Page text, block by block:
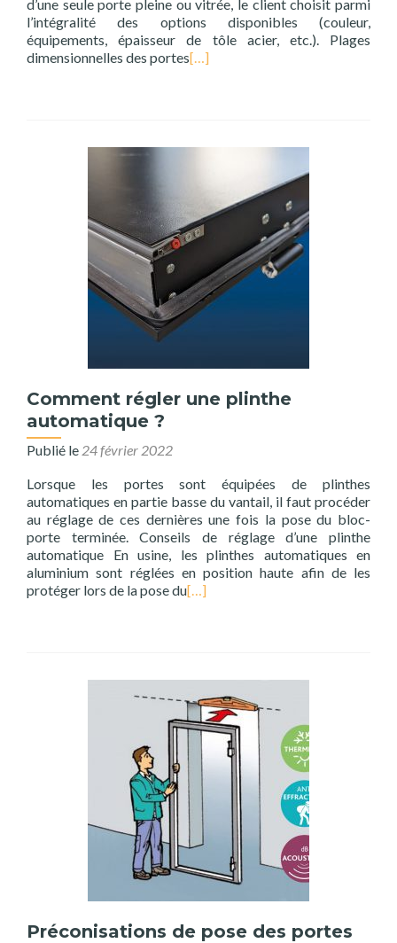
d’une seule porte pleine ou vitrée, le client choisit parmi
l’intégralité des options disponibles (couleur,
équipements, épaisseur de tôle acier, etc.). Plages
dimensionnelles des portes[…]
Comment régler une plinthe
automatique ?
Publié le 24 février 2022
Lorsque les portes sont équipées de plinthes
automatiques en partie basse du vantail, il faut procéder
au réglage de ces dernières une fois la pose du bloc-
porte terminée. Conseils de réglage d’une plinthe
automatique En usine, les plinthes automatiques en
aluminium sont réglées en position haute afin de les
protéger lors de la pose du[…]
Préconisations de pose des portes